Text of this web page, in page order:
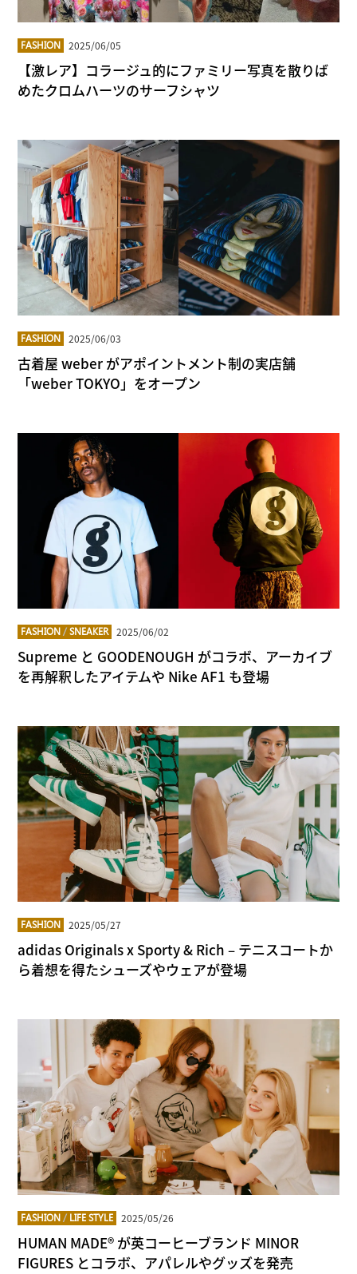
FASHION 2025/06/05
【激レア】コラージュ的にファミリー写真を散りば
めたクロムハーツのサーフシャツ
FASHION 2025/06/03
古着屋 weber がアポイントメント制の実店舗
「weber TOKYO」をオープン
FASHION /SNEAKER 2025/06/02
Supreme と GOODENOUGH がコラボ、アーカイブ
を再解釈したアイテムや Nike AF1 も登場
FASHION 2025/05/27
adidas Originals x Sporty & Rich – テニスコートか
ら着想を得たシューズやウェアが登場
FASHION / LIFE STYLE 2025/05/26
HUMAN MADE® が英コーヒーブランド MINOR
FIGURES とコラボ、アパレルやグッズを発売